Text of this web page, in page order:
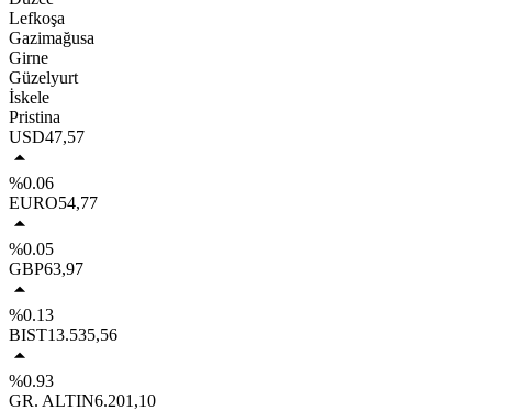
Lefkoşa
Gazimağusa
Girne
Güzelyurt
İskele
Pristina
USD47,57
%0.06
EURO54,77
%0.05
GBP63,97
%0.13
BIST13.535,56
%0.93
GR. ALTIN6.201,10